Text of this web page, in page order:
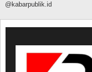
@kabarpublik.id